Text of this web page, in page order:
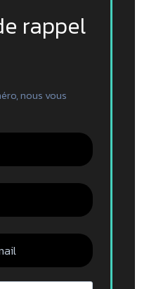
rappel
nous vous